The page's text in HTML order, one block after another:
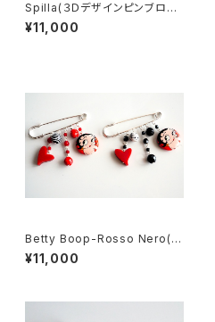
Spilla(３Ｄデザインピンブロー
チ）
¥11,000
Betty Boop-Rosso Nero(ベ
ティちゃんピンブローチ/赤・黒）
¥11,000